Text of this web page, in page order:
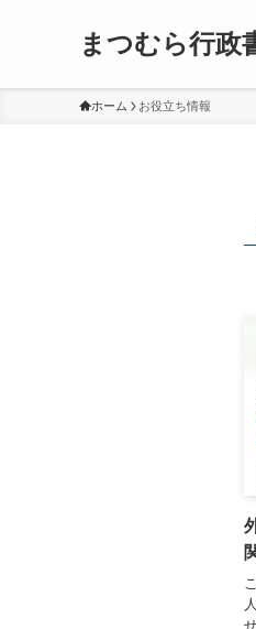
まつむら行政
ホーム お役立ち情報